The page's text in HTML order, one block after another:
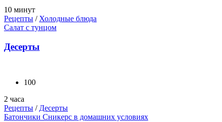
10 минут
Рецепты / Холодные блюда
Салат с тунцом
Десерты
100
2 часа
Рецепты /Десерты
Батончики Сникерс в домашних условиях